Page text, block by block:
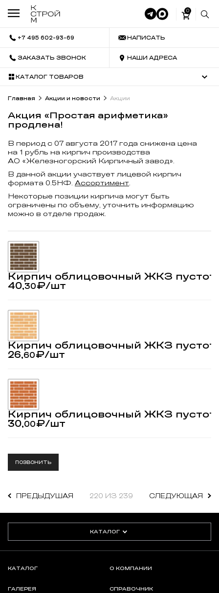
0
+7 495 602-93-69 НАПИСАТЬ
ЗАКАЗАТЬ ЗВОНОК НАШИ АДРЕСА
КАТАЛОГ ТОВАРОВ
Главная Акции и новости Акции
Акция «Простая арифметика»
продлена!
В период с 07 августа 2017 года снижена цена
на 1 рубль на кирпич производства
АО «Железногорский Кирпичный завод».
В данной акции участвует лицевой кирпич
формата 0.5НФ. Ассортимент.
Некоторые позиции кирпича могут быть
ограничены по объему, уточнить информацию
можно в отделе продаж.
Кирпич облицовочный ЖКЗ
40,30₽/шт
Кирпич облицовочный ЖКЗ
26,60₽/шт
Кирпич облицовочный ЖКЗ
30,00₽/шт
ПОЗВОНИТЬ
ПРЕДЫДУШАЯ 220 ИЗ 239 СЛЕДУЮЩАЯ
КАТАЛОГ
КАТАЛОГ О КОМПАНИИ
ГАЛЕРЕЯ СПРАВОЧНИК